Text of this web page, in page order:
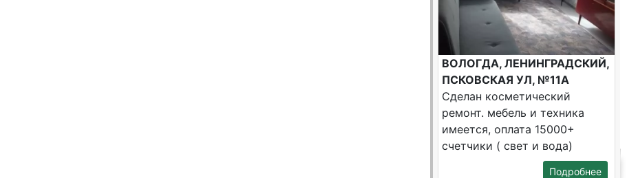
ВОЛОГДА, ЛЕНИНГРАДСКИЙ,
ПСКОВСКАЯ УЛ, №11А
Сделан косметический
ремонт. мебель и техника
имеется, оплата 15000+
счетчики ( свет и вода)
Подробнее